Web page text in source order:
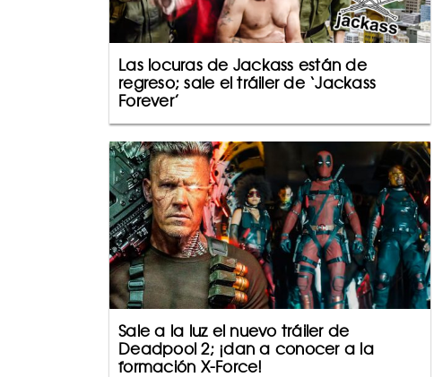
Las locuras de Jackass están de
regreso; sale el tráiler de ‘Jackass
Forever’
Sale a la luz el nuevo tráiler de
Deadpool 2; ¡dan a conocer a la
formación X-Force!